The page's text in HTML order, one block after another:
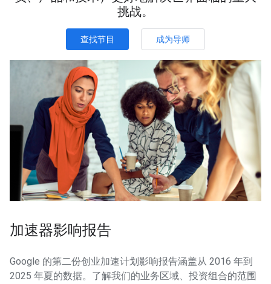
挑战。
查找节目 成为导师
加速器影响报告
Google 的第二份创业加速计划影响报告涵盖从 2016 年到
2025 年夏的数据。了解我们的业务区域、投资组合的范围